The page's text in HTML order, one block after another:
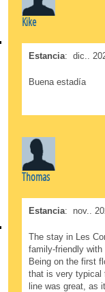
Kike
Estancia: dic..
Buena estadía
Thomas
Estancia: nov..
The stay in Les
family-friendly with
Being on the first
that is very typical
line was great, as